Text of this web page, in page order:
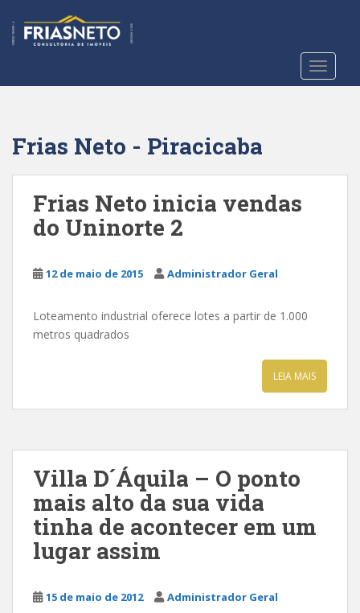
t
Frias Neto - Piracicaba
Frias Neto inicia vendas
do Uninorte 2
12 de maio de 2015 Administrador Geral
Loteamento industrial oferece lotes a partir de 1.000
metros quadrados
LEIA MAIS
Villa D´Áquila – O ponto
mais alto da sua vida
tinha de acontecer em um
lugar assim
15 de maio de 2012 Administrador Geral